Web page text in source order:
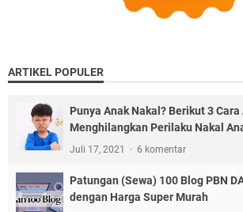
ARTIKEL POPULER
Punya Anak Nakal? Berikut 3 Cara
Menghilangkan Perilaku Nakal
Juli 17, 2021 6 komentar
Patungan (Sewa) 100 Blog PBN
dengan Harga Super Murah